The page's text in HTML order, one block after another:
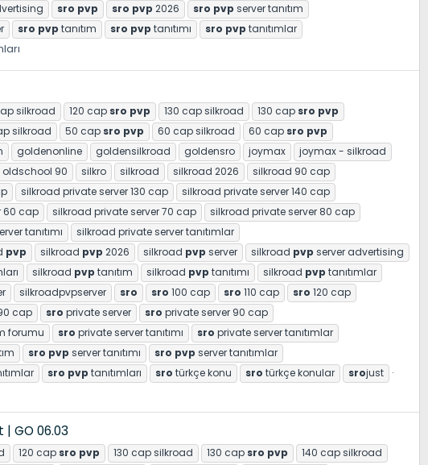
sro pvp sro pvp 2026 sro pvp server tanıtım
sro pvp tanıtım sro pvp tanıtımı sro pvp tanıtımlar
silkroad 120 cap sro pvp 130 cap silkroad 130 cap sro pvp
silkroad 50 cap sro pvp 60 cap silkroad 60 cap sro pvp
goldenonline goldensilkroad goldensro joymax
joymax - silkroad
oldschool 90 silkro silkroad silkroad 2026
silkroad 90 cap
silkroad private server 130 cap
silkroad private server 140 cap
60 cap silkroad private server 70 cap
silkroad private server 80 cap
tanıtımı
silkroad private server tanıtımlar
pvp silkroad pvp 2026 silkroad pvp server silkroad pvp server advertising
silkroad pvp tanıtım silkroad pvp tanıtımı silkroad pvp tanıtımlar
silkroadpvpserver sro sro 100 cap sro 110 cap sro 120 cap
cap sro private server sro private server 90 cap
forumu sro private server tanıtımı sro private server tanıtımlar
sro pvp server tanıtımı sro pvp server tanıtımlar
sro pvp tanıtımları sro türkçe konu sro türkçe konular srojust
| GO 06.03
120 cap sro pvp 130 cap silkroad 130 cap sro pvp
140 cap silkroad